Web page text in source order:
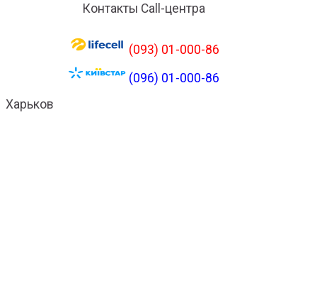
Контакты Call-центра
(093) 01-000-86
(096) 01-000-86
Харьков